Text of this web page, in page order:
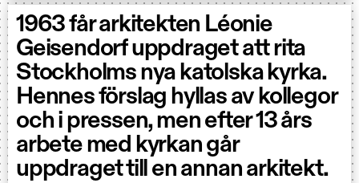
1963 får arkitekten Léonie
Geisendorf uppdraget att rita
Stockholms nya katolska kyrka.
Hennes förslag hyllas av kollegor
och i pressen, men efter 13 års
arbete med kyrkan går
uppdraget till en annan arkitekt.